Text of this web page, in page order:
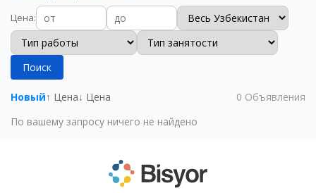
Цена:
Поиск
Новый↑ Цена↓ Цена 0 Объявления
По вашему запросу ничего не найдено